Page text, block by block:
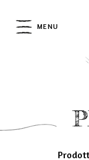
MENU